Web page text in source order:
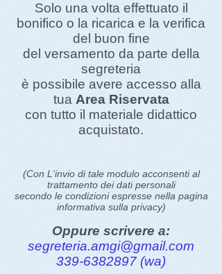
Solo una volta effettuato il
bonifico o la ricarica e la verifica
del buon fine
del versamento da parte della
segreteria
è possibile avere accesso alla
tua Area Riservata
con tutto il materiale didattico
acquistato.
(Con L'invio di tale modulo acconsenti al
trattamento dei dati personali
secondo le condizioniespresse nella pagina
informativa sulla privacy)
Oppure scrivere a:
segreteria.amgi@gmail.com
339-6382897 (wa)